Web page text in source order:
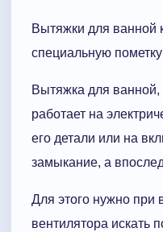
Вытяжки для ванной
специальную пометку
Вытяжка для ванной,
работает на
его детали или на
замыкание, а
Для этого нужно при
вентилятора искать